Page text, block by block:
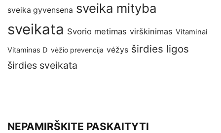
sveika gyvensena sveika mityba
sveikata Svorio metimas virškinimas Vitaminai
Vitaminas D vėžio prevencija vėžys širdies ligos
širdies sveikata
NEPAMIRŠKITE PASKAITYTI